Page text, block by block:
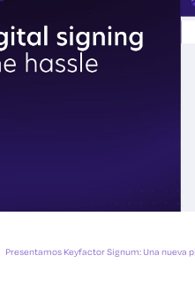
Presentamos Keyfactor Signum: Una